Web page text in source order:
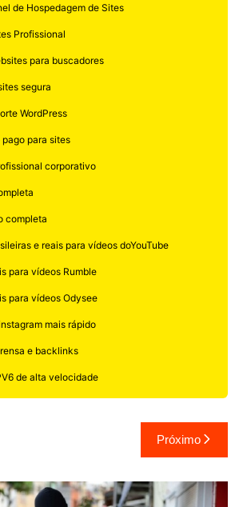
de Hospedagem de Sites
Profissional
para buscadores
segura
WordPress
para sites
corporativo
completa
e reais para vídeos doYouTube
para vídeos Rumble
para vídeos Odysee
mais rápido
e backlinks
de alta velocidade
Próximo